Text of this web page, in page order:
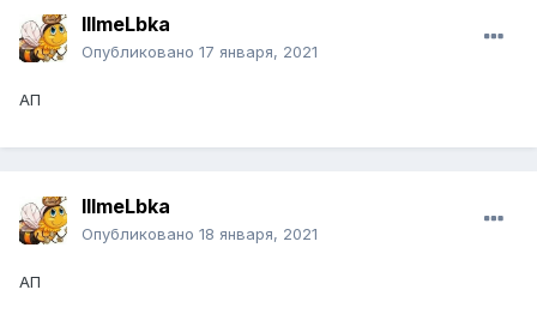
IIImeLbka
Опубликовано 17 января, 2021
АП
IIImeLbka
Опубликовано 18 января, 2021
АП